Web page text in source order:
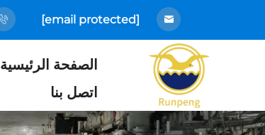
[email protected]
الصفحة الرئيسية
اتصل بنا